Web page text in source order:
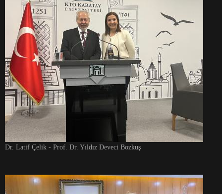
Dr. Latif Çelik - Prof. Dr. Yıldız Deveci Bozkuş